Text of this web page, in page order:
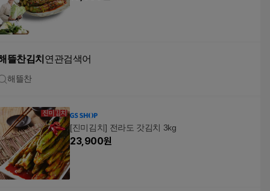
뜰찬김치 연관검색어
해뜰찬
[진미김치] 전라도 갓김치 3kg
23,900원